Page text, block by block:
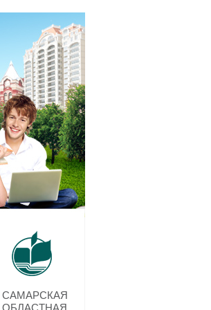
САМАРСКАЯ
ОБЛАСТНАЯ